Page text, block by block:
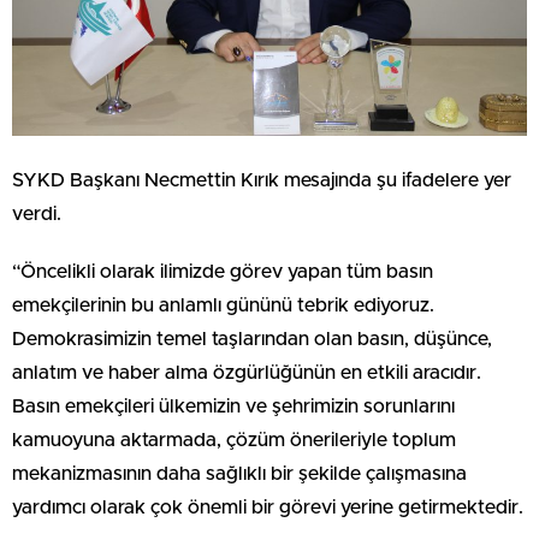
SYKD Başkanı Necmettin Kırık mesajında şu ifadelere yer
verdi.
“Öncelikli olarak ilimizde görev yapan tüm basın
emekçilerinin bu anlamlı gününü tebrik ediyoruz.
Demokrasimizin temel taşlarından olan basın, düşünce,
anlatım ve haber alma özgürlüğünün en etkili aracıdır.
Basın emekçileri ülkemizin ve şehrimizin sorunlarını
kamuoyuna aktarmada, çözüm önerileriyle toplum
mekanizmasının daha sağlıklı bir şekilde çalışmasına
yardımcı olarak çok önemli bir görevi yerine getirmektedir.